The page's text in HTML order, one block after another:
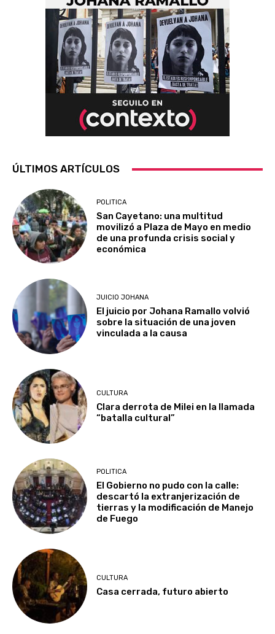
ÚLTIMOS ARTÍCULOS
POLITICA
San Cayetano: una multitud
movilizó a Plaza de Mayo en medio
de una profunda crisis social y
económica
JUICIO JOHANA
El juicio por Johana Ramallo volvió
sobre la situación de una joven
vinculada a la causa
CULTURA
Clara derrota de Milei en la llamada
“batalla cultural”
POLITICA
El Gobierno no pudo con la calle:
descartó la extranjerización de
tierras y la modificación de Manejo
de Fuego
CULTURA
Casa cerrada, futuro abierto